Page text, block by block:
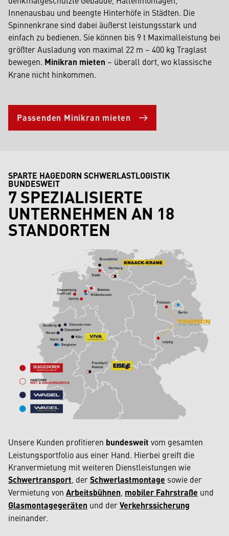
Innenausbau und beengte Hinterhöfe in Städten. Die
Spinnenkrane sind dabei äußerst leistungsstark und
einfach zu bedienen. Sie können bis 9 t Maximalleistung bei
größter Ausladung von maximal 22 m – 400 kg Traglast
bewegen. Minikran mieten – überall dort, wo klassische
Krane nicht hinkommen.
Passenden Minikran mieten
SPARTE HAGEDORN SCHWERLASTLOGISTIK
BUNDESWEIT
7 SPEZIALISIERTE
UNTERNEHMEN AN 18
STANDORTEN
Unsere Kunden profitieren bundesweit vom gesamten
Leistungsportfolio aus einer Hand. Hierbei greift die
Kranvermietung mit weiteren Dienstleistungen wie
Schwertransport , derSchwerlastmontage sowie der
Vermietung von Arbeitsbühnen mobiler Fahrstraße und
Glasmontagegeräten und derVerkehrssicherung
ineinander.